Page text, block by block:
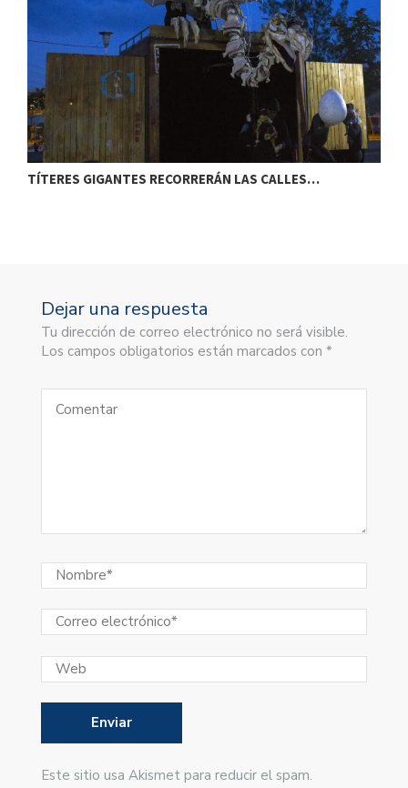
TÍTERES GIGANTES RECORRERÁN LAS CALLES…
Dejar una respuesta
Tu dirección de correo electrónico no será visible.
Los campos obligatorios están marcados con *
Este sitio usa Akismet para reducir el spam.